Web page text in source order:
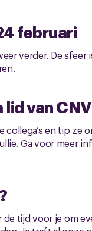
februari
verder. De
van CNV
en tip ze
Ga voor meer
de tijd voor je om